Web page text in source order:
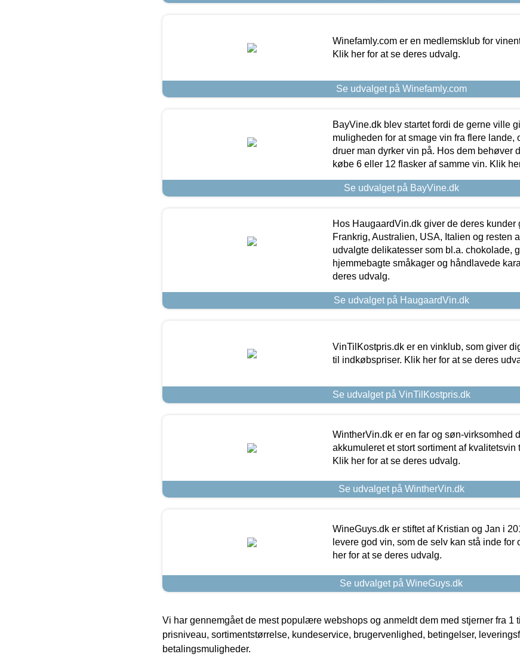
Winefamly.com er en medlemsklub for
Klik her for at se deres udvalg.
Se udvalget på Winefamly.com
BayVine.dk blev startet fordi de gerne ville
muligheden for at smage vin fra flere lande,
druer man dyrker vin på. Hos dem behøver
købe 6 eller 12 flasker af samme vin. Klik
Se udvalget på BayVine.dk
Hos HaugaardVin.dk giver de deres kunder
Frankrig, Australien, USA, Italien og resten
udvalgte delikatesser som bl.a. chokolade,
hjemmebagte småkager og håndlavede
deres udvalg.
Se udvalget på HaugaardVin.dk
VinTilKostpris.dk er en vinklub, som giver
til indkøbspriser. Klik her for at se deres
Se udvalget på VinTilKostpris.dk
WintherVin.dk er en far og søn-virksomhed
akkumuleret et stort sortiment af kvalitetsvin
Klik her for at se deres udvalg.
Se udvalget på WintherVin.dk
WineGuys.dk er stiftet af Kristian og Jan i
levere god vin, som de selv kan stå inde for
her for at se deres udvalg.
Se udvalget på WineGuys.dk
Vi har gennemgået de mest populære webshops og anmeldt dem med stjerner fra 1
prisniveau, sortimentstørrelse, kundeservice, brugervenlighed, betingelser,
betalingsmuligheder.